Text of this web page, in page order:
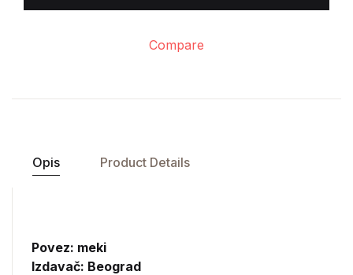
Compare
Opis Product Details
Povez: meki
Izdavač: Beograd